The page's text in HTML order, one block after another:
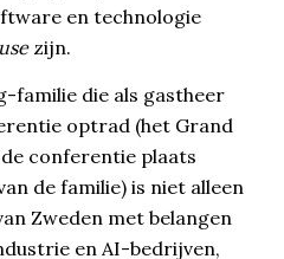
en technologie
zijn.
familie die als gastheer
optrad (het Grand
conferentie plaats
de familie) is niet alleen
Zweden met belangen
en AI-bedrijven,